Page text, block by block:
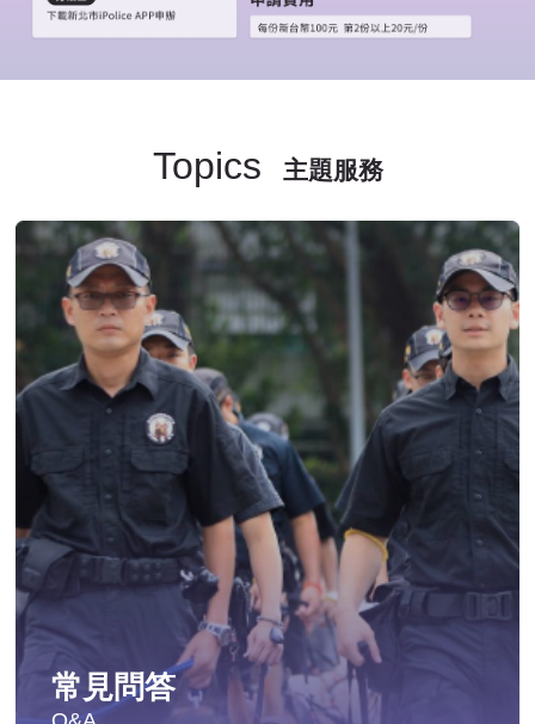
Topics 主題服務
常見問答